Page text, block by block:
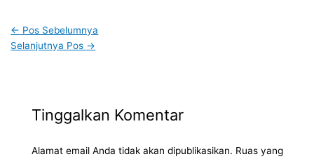
← Pos Sebelumnya
Selanjutnya Pos →
Tinggalkan Komentar
Alamat email Anda tidak akan dipublikasikan. Ruas yang